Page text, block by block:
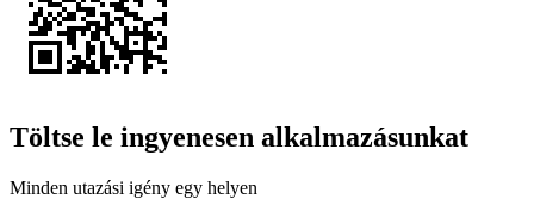
Töltse le ingyenesen alkalmazásunkat
Minden utazási igény egy helyen